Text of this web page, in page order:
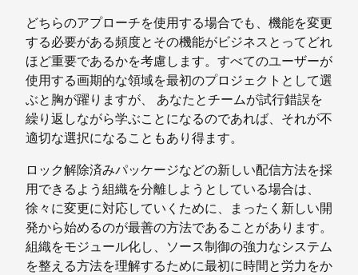
どちらのアプローチを使用する場合でも、機能を変更
する必要がある頻度とその機能がビジネスとってどれ
ほど重要であるかを考慮します。すべてのユーザーが
使用する画期的な領域を最初のプロジェクトとして選
ぶと胸が躍りますが、 あなたとチームが試行錯誤を
繰り返しながら学ぶことになるのであれば、それが不
適切な選択になることもあり得ます。
ロック解除済みパッケージなどの新しい配信方法を採
用できるよう組織を分離しようとしている場合は、
徐々に変更に対応していくために、まったく新しい開
発から始めるのが最善の方法であることがあります。
組織をモジュール化し、ソース制御の強力なシステム
を整える方法を理解するために最初に時間と労力をか